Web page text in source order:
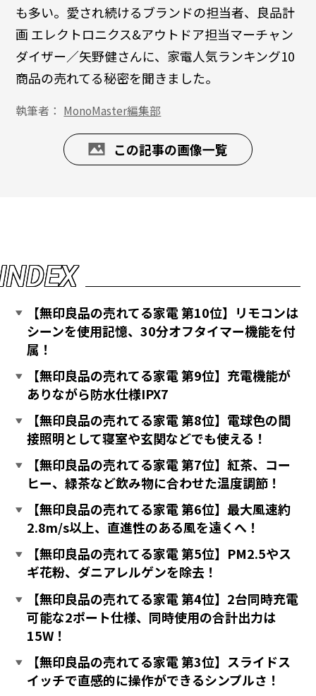
も多い。愛され続けるブランドの担当者、良品計
画 エレクトロニクス&アウトドア担当マーチャン
ダイザー／矢野健さんに、家電人気ランキング10
商品の売れてる秘密を聞きました。
執筆者： MonoMaster編集部
この記事の画像一覧
NDEX
【無印良品の売れてる家電 第10位】リモコンは
シーンを使用記憶、30分オフタイマー機能を付
属！
【無印良品の売れてる家電 第9位】充電機能が
ありながら防水仕様IPX7
【無印良品の売れてる家電 第8位】電球色の間
接照明として寝室や玄関などでも使える！
【無印良品の売れてる家電 第7位】紅茶、コー
ヒー、緑茶など飲み物に合わせた温度調節！
【無印良品の売れてる家電 第6位】最大風速約
2.8m/s以上、直進性のある風を遠くへ！
【無印良品の売れてる家電 第5位】PM2.5やス
ギ花粉、ダニアレルゲンを除去！
【無印良品の売れてる家電 第4位】2台同時充電
可能な2ポート仕様、同時使用の合計出力は
15W！
【無印良品の売れてる家電 第3位】スライドス
イッチで直感的に操作ができるシンプルさ！